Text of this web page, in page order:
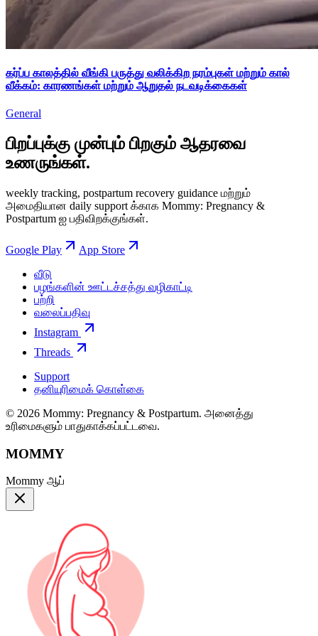
கர்ப்ப காலத்தில் வீங்கி பருத்து வலிக்கிற நரம்புகள் மற்றும் கால்
வீக்கம்: காரணங்கள் மற்றும் ஆறுதல் நடவடிக்கைகள்
General
பிறப்புக்கு முன்பும் பிறகும் ஆதரவை
உணருங்கள்.
weekly tracking, postpartum recovery guidance மற்றும்
அமைதியான daily support க்காக Mommy: Pregnancy &
Postpartum ஐ பதிவிறக்குங்கள்.
Google Play
App Store
வீடு
பழங்களின் ஊட்டச்சத்து வழிகாட்டி
பற்றி
வலைப்பதிவு
Instagram
Threads
Support
தனியுரிமைக் கொள்கை
© 2026 Mommy: Pregnancy & Postpartum. அனைத்து
உரிமைகளும் பாதுகாக்கப்பட்டவை.
MOMMY
Mommy ஆப்